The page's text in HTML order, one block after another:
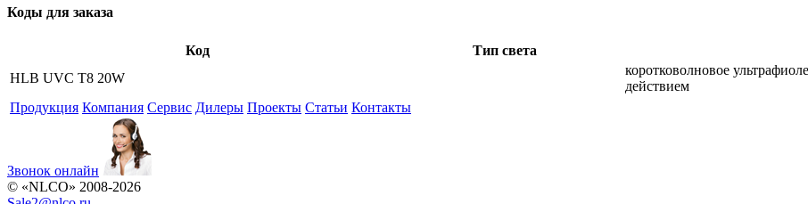
Коды для заказа
Код Тип света
HLB UVC T8 20W
коротковолновое
действием
Продукция Компания Сервис Дилеры Проекты Статьи Контакты
Звонок онлайн
© «NLCO» 2008-2026